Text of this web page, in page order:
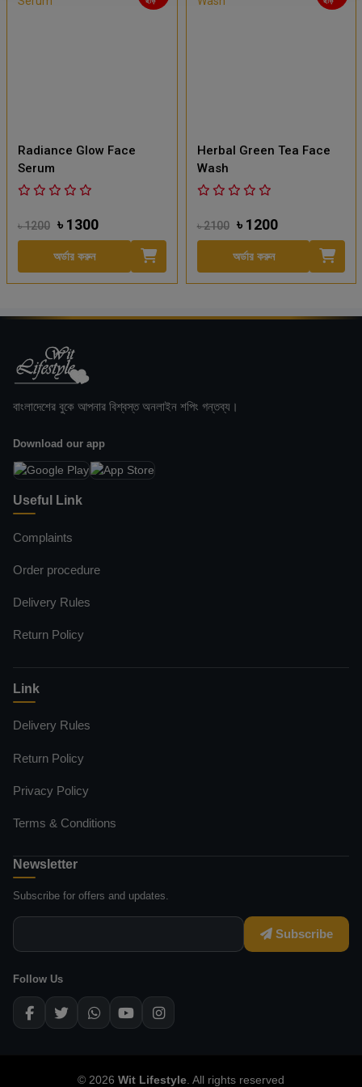
Radiance Glow Face
Serum
৳ 1200 ৳ 1300
অর্ডার করুন
Herbal Green Tea Face
Wash
৳ 2100 ৳ 1200
অর্ডার করুন
বাংলাদেশের বুকে আপনার বিশ্বস্ত অনলাইন শপিং গন্তব্য।
Download our app
Useful Link
Complaints
Order procedure
Delivery Rules
Return Policy
Link
Delivery Rules
Return Policy
Privacy Policy
Terms & Conditions
Newsletter
Subscribe for offers and updates.
Subscribe
Follow Us
© 2026 Wit Lifestyle. All rights reserved